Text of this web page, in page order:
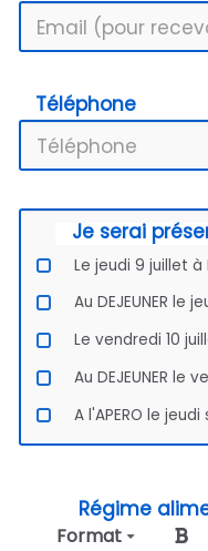
Téléphone
Je serai
Le jeudi 9 juillet à
Au DEJEUNER le
Le vendredi 10
Au DEJEUNER le
A l'APERO le jeudi
Régime
Format